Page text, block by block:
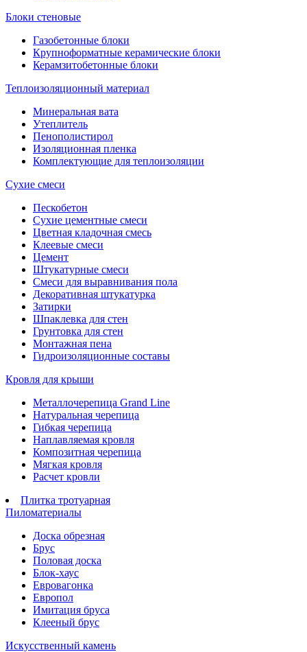
Блоки стеновые
Газобетонные блоки
Крупноформатные керамические блоки
Керамзитобетонные блоки
Теплоизоляционный материал
Минеральная вата
Утеплитель
Пенополистирол
Изоляционная пленка
Комплектующие для теплоизоляции
Сухие смеси
Пескобетон
Сухие цементные смеси
Цветная кладочная смесь
Клеевые смеси
Цемент
Штукатурные смеси
Смеси для выравнивания пола
Декоративная штукатурка
Затирки
Шпаклевка для стен
Грунтовка для стен
Монтажная пена
Гидроизоляционные составы
Кровля для крыши
Металлочерепица Grand Line
Натуральная черепица
Гибкая черепица
Наплавляемая кровля
Композитная черепица
Мягкая кровля
Расчет кровли
Плитка тротуарная
Пиломатериалы
Доска обрезная
Брус
Половая доска
Блок-хаус
Евровагонка
Европол
Имитация бруса
Клееный брус
Искусственный камень